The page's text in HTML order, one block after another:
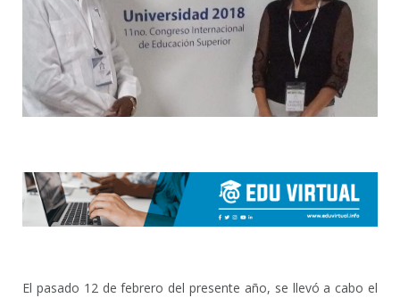
El pasado 12 de febrero del presente año, se llevó a cabo el